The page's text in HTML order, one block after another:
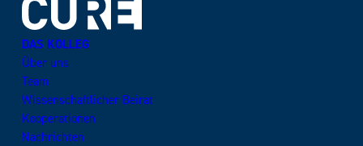
DAS KOLLEG
Über uns
Team
Wissenschaftlicher Beirat
Kooperationen
Nachrichten